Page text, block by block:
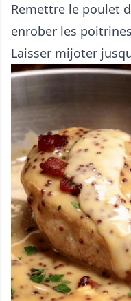
Remettre le poulet
enrober les
Laisser mijoter